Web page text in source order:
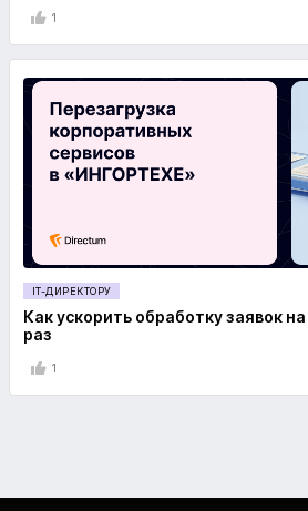
1
IT-ДИРЕКТОРУ
Как ускорить обработку заявок
раз
1